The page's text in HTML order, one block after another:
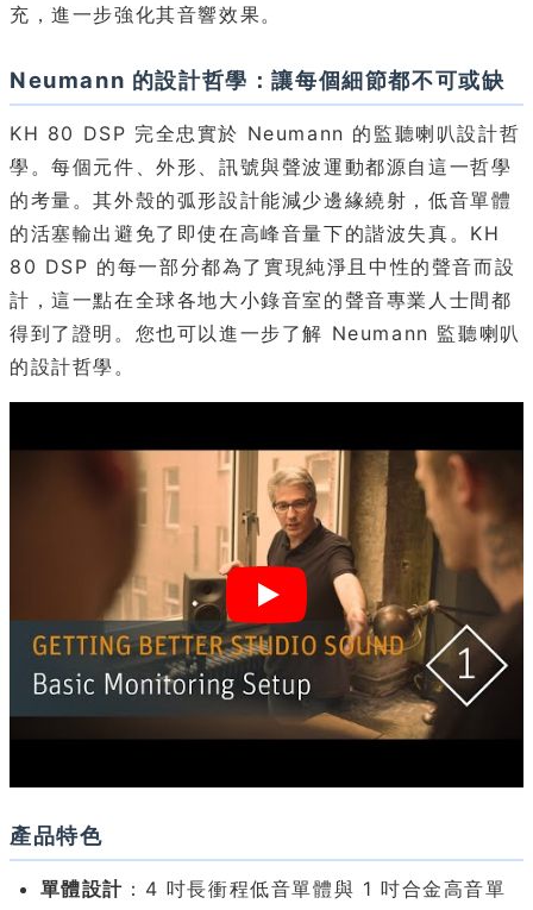
充，進一步強化其音響效果。
Neumann 的設計哲學：讓每個細節都不可或缺
KH 80 DSP 完全忠實於 Neumann 的監聽喇叭設計哲
學。每個元件、外形、訊號與聲波運動都源自這一哲學
的考量。其外殼的弧形設計能減少邊緣繞射，低音單體
的活塞輸出避免了即使在高峰音量下的諧波失真。KH
80 DSP 的每一部分都為了實現純淨且中性的聲音而設
計，這一點在全球各地大小錄音室的聲音專業人士間都
得到了證明。您也可以進一步了解 Neumann 監聽喇叭
的設計哲學。
產品特色
單體設計 ：4 吋長衝程低音單體與 1 吋合金高音單